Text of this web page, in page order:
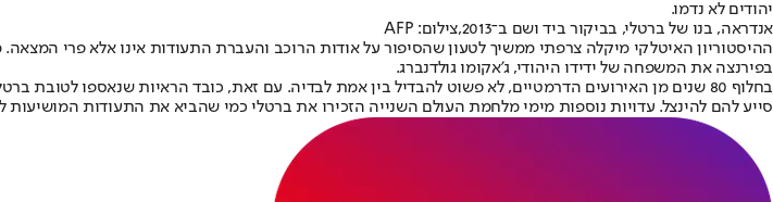
יהודים לא נדמו.
אנדראה, בנו של ברטלי, בביקור ביד ושם ב־2013,צילום: AFP
ההיסטוריון האיטלקי מיקלה צרפתי ממשיך לטעון שהסיפור על אודות הרוכב והעברת התעודות אינו אלא פרי
בפירנצה את המשפחה של ידידו היהודי, ג'אקומו גולדנברג.
בחלוף 80 שנים מן האירועים הדרמטיים, לא פשוט להבדיל בין אמת לבדיה. עם זאת, כובד הראיות שנאספו
סייע להם להינצל. עדויות נוספות מימי מלחמת העולם השנייה הזכירו את ברטלי כמי שהביא את התעודות המושיעות